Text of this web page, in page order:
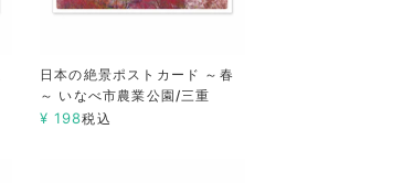
日本の絶景ポストカード ～春
～ いなべ市農業公園/三重
¥ 198税込